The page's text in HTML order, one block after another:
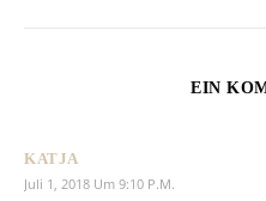
EIN
KATJA
Juli 1, 2018 Um 9:10 P.m.